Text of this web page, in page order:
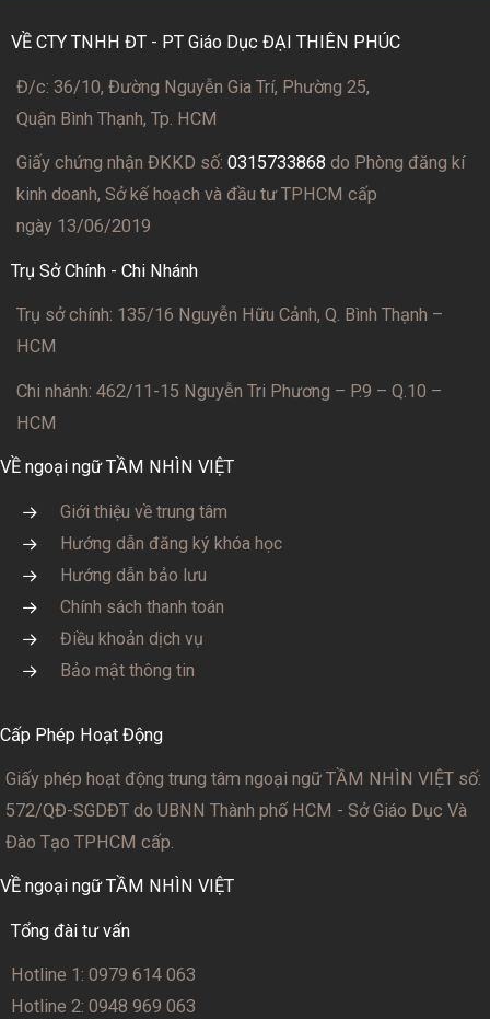
VỀ CTY TNHH ĐT - PT Giáo Dục ĐẠI THIÊN PHÚC
Đ/c: 36/10, Đường Nguyễn Gia Trí, Phường 25,
Quận Bình Thạnh, Tp. HCM
Giấy chứng nhận ĐKKD số: 0315733868 do Phòng đăng kí
kinh doanh, Sở kế hoạch và đầu tư TPHCM cấp
ngày 13/06/2019
Trụ Sở Chính - Chi Nhánh
Trụ sở chính: 135/16 Nguyễn Hữu Cảnh, Q. Bình Thạnh –
HCM
Chi nhánh: 462/11-15 Nguyễn Tri Phương – P.9 – Q.10 –
HCM
VỀ ngoại ngữ TẦM NHÌN VIỆT
Giới thiệu về trung tâm
Hướng dẫn đăng ký khóa học
Hướng dẫn bảo lưu
Chính sách thanh toán
Điều khoản dịch vụ
Bảo mật thông tin
Cấp Phép Hoạt Động
Giấy phép hoạt động trung tâm ngoại ngữ TẦM NHÌN VIỆT số:
572/QĐ-SGDĐT do UBNN Thành phố HCM - Sở Giáo Dục Và
Đào Tạo TPHCM cấp.
VỀ ngoại ngữ TẦM NHÌN VIỆT
Tổng đài tư vấn
Hotline 1: 0979 614 063
Hotline 2: 0948 969 063